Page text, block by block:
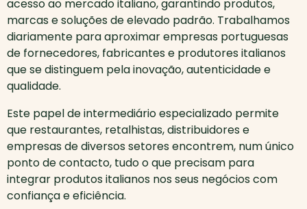
acesso ao mercado italiano, garantindo produtos,
marcas e soluções de elevado padrão. Trabalhamos
diariamente para aproximar empresas portuguesas
de fornecedores, fabricantes e produtores italianos
que se distinguem pela inovação, autenticidade e
qualidade.
Este papel de intermediário especializado permite
que restaurantes, retalhistas, distribuidores e
empresas de diversos setores encontrem, num único
ponto de contacto, tudo o que precisam para
integrar produtos italianos nos seus negócios com
confiança e eficiência.